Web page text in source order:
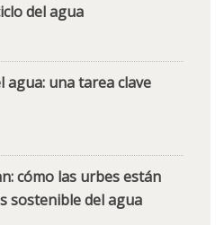
del agua
agua: una tarea clave
cómo las urbes están
sostenible del agua